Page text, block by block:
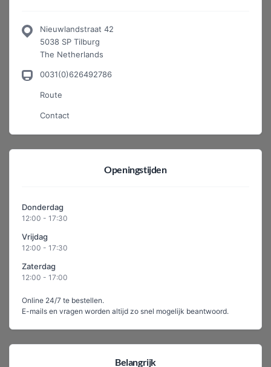
Nieuwlandstraat 42
5038 SP Tilburg
The Netherlands
0031(0)626492786
Route
Contact
Openingstijden
Donderdag
12:00 - 17:30
Vrijdag
12:00 - 17:30
Zaterdag
12:00 - 17:00
Online 24/7 te bestellen.
E-mails en vragen worden altijd zo snel mogelijk beantwoord.
Belangrijk